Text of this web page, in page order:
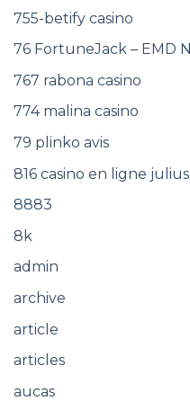
755-betify casino
76 FortuneJack – EMD N
767 rabona casino
774 malina casino
79 plinko avis
816 casino en ligne julius
8883
8k
admin
archive
article
articles
aucas